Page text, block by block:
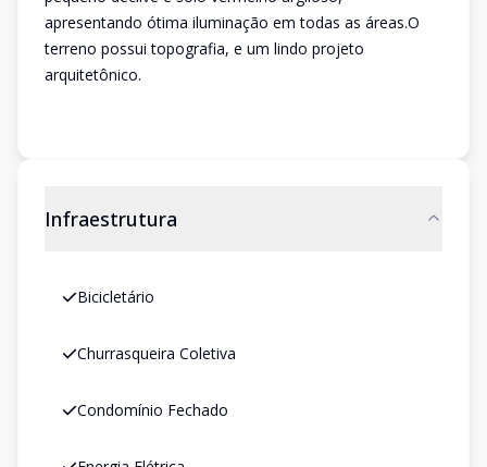
apresentando ótima iluminação em todas as áreas.O
terreno possui topografia, e um lindo projeto
arquitetônico.
Infraestrutura
Bicicletário
Churrasqueira Coletiva
Condomínio Fechado